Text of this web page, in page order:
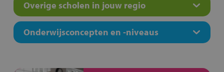
Overige scholen in jouw regio
Onderwijsconcepten en -niveaus